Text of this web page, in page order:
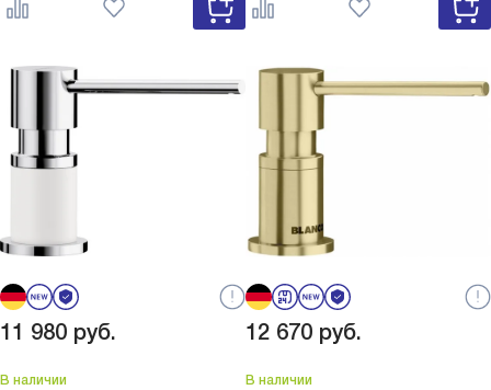
11 980 руб.
В наличии
12 670 руб.
В наличии